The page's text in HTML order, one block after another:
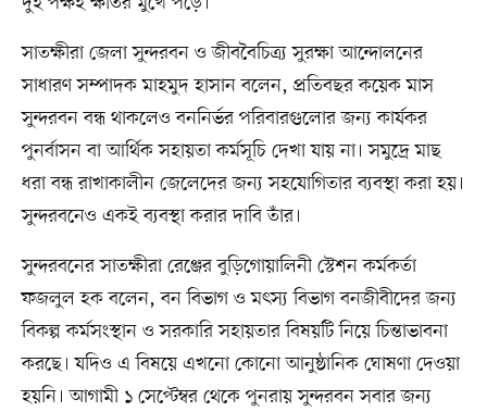
সাতক্ষীরা জেলা সুন্দরবন ও জীববৈচিত্র্য সুরক্ষা আন্দোলনের
সাধারণ সম্পাদক মাহমুদ হাসান বলেন, প্রতিবছর কয়েক মাস
সুন্দরবন বন্ধ থাকলেও বননির্ভর পরিবারগুলোর জন্য কার্যকর
পুনর্বাসন বা আর্থিক সহায়তা কর্মসূচি দেখা যায় না। সমুদ্রে মাছ
ধরা বন্ধ রাখাকালীন জেলেদের জন্য সহযোগিতার ব্যবস্থা করা হয়।
সুন্দরবনেও একই ব্যবস্থা করার দাবি তাঁর।
সুন্দরবনের সাতক্ষীরা রেঞ্জের বুড়িগোয়ালিনী স্টেশন কর্মকর্তা
ফজলুল হক বলেন, বন বিভাগ ও মৎস্য বিভাগ বনজীবীদের জন্য
বিকল্প কর্মসংস্থান ও সরকারি সহায়তার বিষয়টি নিয়ে চিন্তাভাবনা
করছে। যদিও এ বিষয়ে এখনো কোনো আনুষ্ঠানিক ঘোষণা দেওয়া
হয়নি। আগামী ১ সেপ্টেম্বর থেকে পুনরায় সুন্দরবন সবার জন্য